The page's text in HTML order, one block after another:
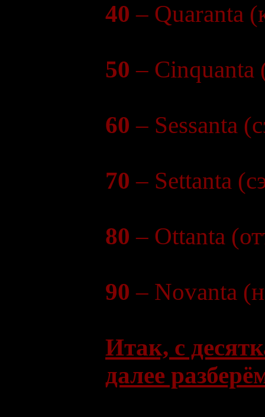
40 – Quaranta
50 – Cinquanta
60 – Sessanta
70 – Settanta
80 – Ottanta
90 – Novanta
Итак, с
далее